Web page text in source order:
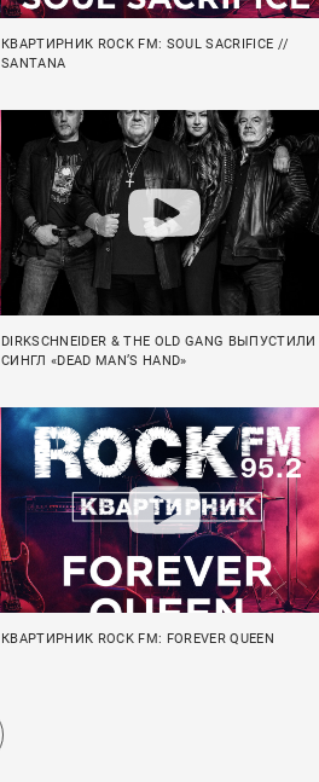
КВАРТИРНИК ROCK FM: SOUL SACRIFICE //
SANTANA
DIRKSCHNEIDER & THE OLD GANG ВЫПУСТИЛИ
СИНГЛ «DEAD MAN’S HAND»
КВАРТИРНИК ROCK FM: FOREVER QUEEN